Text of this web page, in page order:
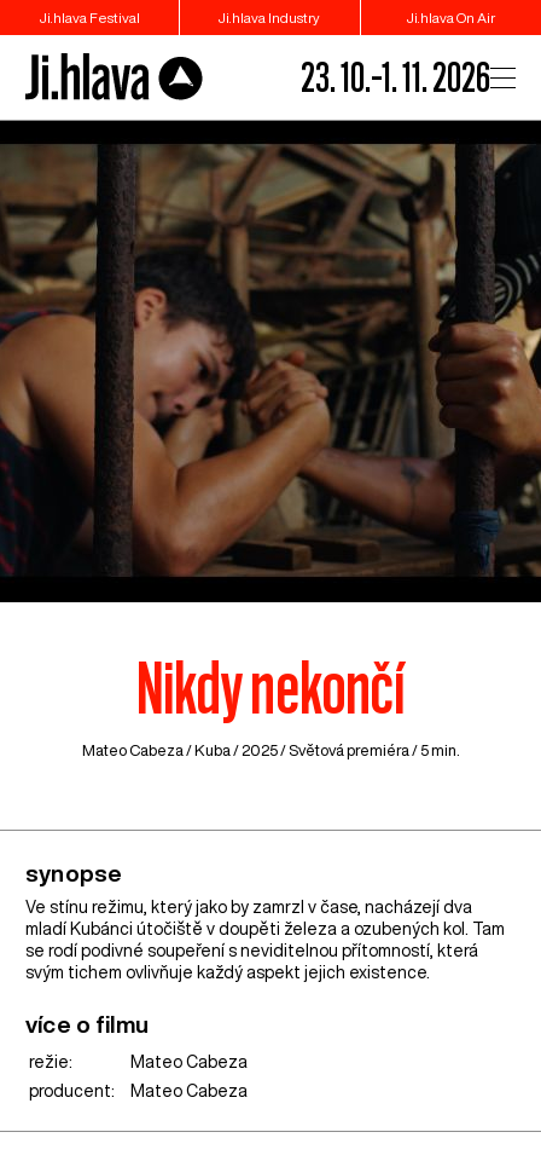
Ji.hlava Festival Ji.hlava Industry Ji.hlava On Air
23. 10.–1. 11. 2026
Nikdy nekončí
Mateo Cabeza / Kuba / 2025 / Světová premiéra / 5 min.
synopse
Ve stínu režimu, který jako by zamrzl v čase, nacházejí dva
mladí Kubánci útočiště v doupěti železa a ozubených kol. Tam
se rodí podivné soupeření s neviditelnou přítomností, která
svým tichem ovlivňuje každý aspekt jejich existence.
více o filmu
režie:
Mateo Cabeza
producent:
Mateo Cabeza